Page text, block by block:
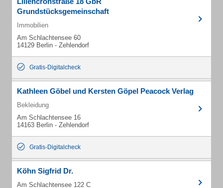
Grundstücksgemeinschaft
Immobilien
Am Schlachtensee 60
14129 Berlin - Zehlendorf
Gratis-Digitalcheck
Kathleen Göbel und Kersten Göpel Peacock Verlag
Bekleidung
Am Schlachtensee 16
14163 Berlin - Zehlendorf
Gratis-Digitalcheck
Köhn Sigfrid Dr.
Am Schlachtensee 122 C